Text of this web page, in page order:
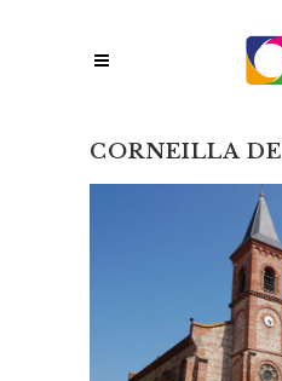
CORNEILLA